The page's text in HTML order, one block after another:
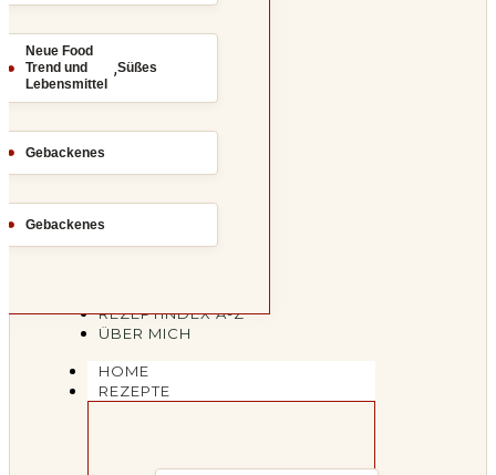
Neue Food
Trend und
Lebensmittel
,Süßes
Gebackenes
Gebackenes
REZEPTINDEX A-Z
ÜBER MICH
HOME
REZEPTE